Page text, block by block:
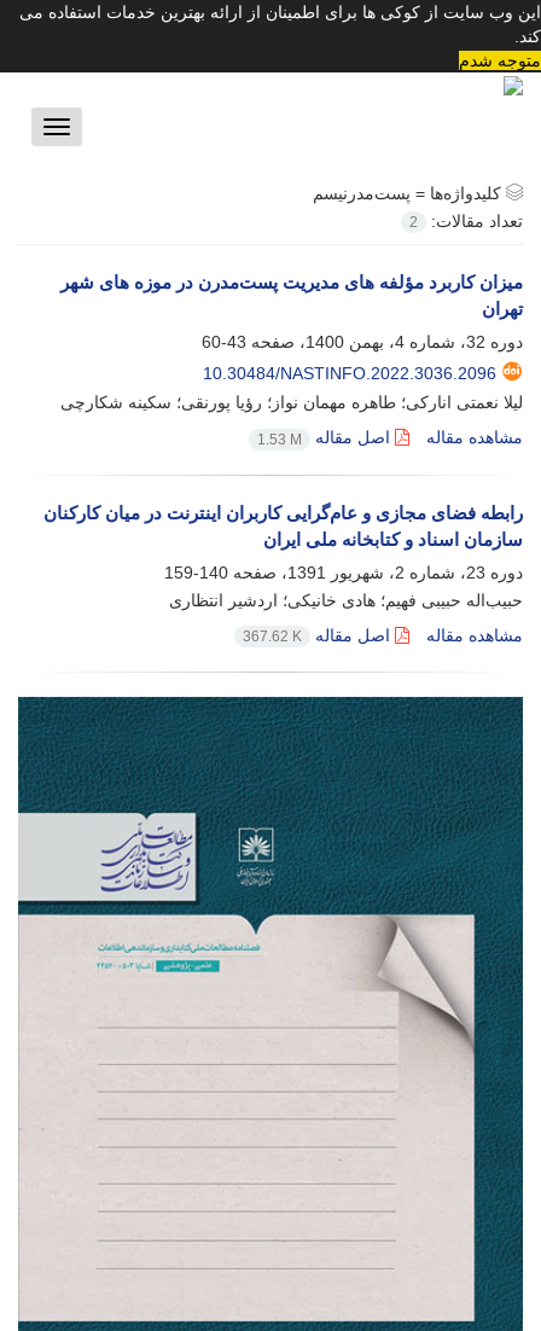
این وب سایت از کوکی ها برای اطمینان از ارائه بهترین خدمات استفاده می
کند.
متوجه شدم
Toggle
کلیدواژه‌ها = پست‌مدرنیسم
تعداد مقالات:
2
میزان کاربرد مؤلفه ‏های مدیریت پست‌مدرن در موزه ‏های شهر
تهران
دوره 32، شماره 4، بهمن 1400، صفحه
43-60
10.30484/NASTINFO.2022.3036.2096
لیلا نعمتی انارکی؛ طاهره مهمان نواز؛ رؤیا پورنقی؛ سکینه شکارچی
مشاهده مقاله
اصل مقاله 1.53 M
رابطه فضای مجازی و عام‌گرایی کاربران اینترنت در میان کارکنان
سازمان اسناد و کتابخانه ملی ایران
دوره 23، شماره 2، شهریور 1391، صفحه
140-159
حبیب‌اله حبیبی فهیم؛ هادی خانیکی؛ اردشیر انتظاری
مشاهده مقاله
اصل مقاله 367.62 K